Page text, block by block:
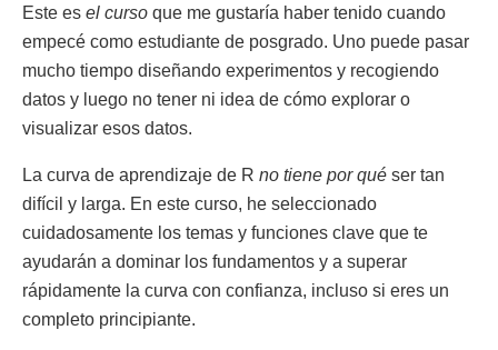
Este es el curso que me gustaría haber tenido cuando
empecé como estudiante de posgrado. Uno puede pasar
mucho tiempo diseñando experimentos y recogiendo
datos y luego no tener ni idea de cómo explorar o
visualizar esos datos.
La curva de aprendizaje de R no tiene por qué ser tan
difícil y larga. En este curso, he seleccionado
cuidadosamente los temas y funciones clave que te
ayudarán a dominar los fundamentos y a superar
rápidamente la curva con confianza, incluso si eres un
completo principiante.